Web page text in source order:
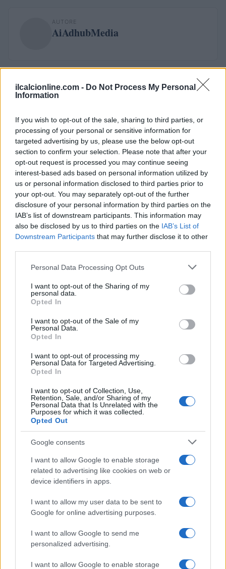
ilcalcionline.com - Do Not Process My Personal
Information
If you wish to opt-out of the sale, sharing to third parties, or
processing of your personal or sensitive information for
targeted advertising by us, please use the below opt-out
section to confirm your selection. Please note that after your
opt-out request is processed you may continue seeing
interest-based ads based on personal information utilized by
us or personal information disclosed to third parties prior to
your opt-out. You may separately opt-out of the further
disclosure of your personal information by third parties on the
IAB’s list of downstream participants. This information may
also be disclosed by us to third parties on the IAB’s List of
Downstream Participants that may further disclose it to other
Please note that this website/app uses one or more Google
not limited to your visit or usage behaviour. You may click to
grant or deny consent to Google and its third-party tags to
use your data for below specified purposes in below Google
consent section.
Personal Data Processing Opt Outs
I want to opt-out of the Sharing of my
personal data.
Opted In
I want to opt-out of the Sale of my
Personal Data.
Opted In
I want to opt-out of processing my
Personal Data for Targeted Advertising.
Opted In
I want to opt-out of Collection, Use,
Retention, Sale, and/or Sharing of my
Personal Data that Is Unrelated with the
Purposes for which it was collected.
Opted Out
Google consents
I want to allow Google to enable storage
related to advertising like cookies on web or
device identifiers in apps.
I want to allow my user data to be sent to
Google for online advertising purposes.
I want to allow Google to send me
personalized advertising.
I want to allow Google to enable storage
AUTORE
AiAdhubMedia
Continua a leggere
NEWS
CSI Bergamo: Tra Corsi, Eventi e Protezione dei Dati
Personali
Francesca Lombardi · 29 Lug 2026
NEWS